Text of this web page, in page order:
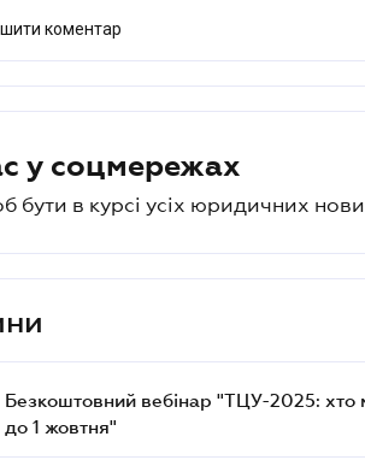
коментар
у соцмережах
бути в курсі усіх юридичних
Безкоштовний вебінар "ТЦУ-2025: хто
до 1 жовтня"